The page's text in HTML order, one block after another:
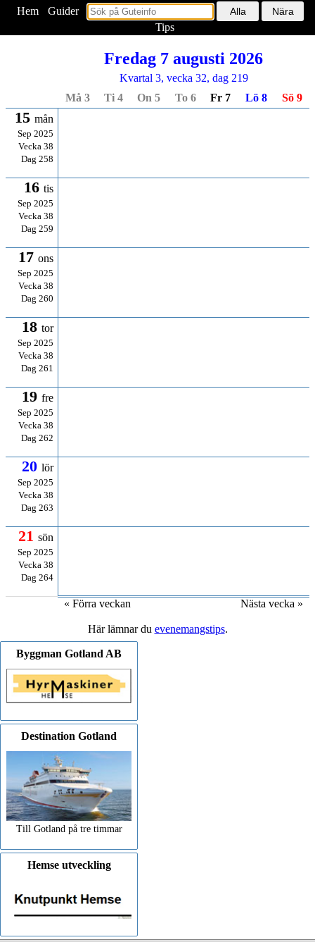
Hem
Guider
Tips
Fredag 7 augusti 2026
Kvartal 3, vecka 32, dag 219
Må 3
Ti 4 On 5 To 6 Fr 7 Lö 8 Sö 9
15 mån
Sep 2025
Vecka 38
Dag 258
16 tis
Sep 2025
Vecka 38
Dag 259
17 ons
Sep 2025
Vecka 38
Dag 260
18 tor
Sep 2025
Vecka 38
Dag 261
19 fre
Sep 2025
Vecka 38
Dag 262
20 lör
Sep 2025
Vecka 38
Dag 263
21 sön
Sep 2025
Vecka 38
Dag 264
« Förra veckan Nästa vecka »
Här lämnar du evenemangstips.
Byggman Gotland AB
Destination Gotland
Till Gotland på tre timmar
Hemse utveckling